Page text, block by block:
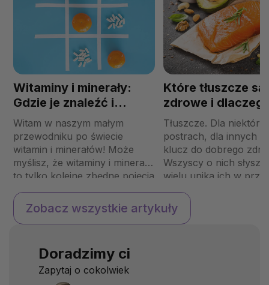
Witaminy i minerały:
Gdzie je znaleźć i
dlaczego nasze ciało
tak bardzo ich
potrzebuje?
Witam w naszym małym
przewodniku po świecie
witamin i minerałów! Może
myślisz, że witaminy i minerały
to tylko kolejne zbędne pojęcia
na etykietach żywności, ale w
rzeczywistości są to kluczowe
składniki, które utrzymują
W tym artykule przedstawimy
kilka ważnych minerałów i
witamin oraz przyjrzymy ...
Które tłuszcze są
zdrowe i
niezbędnym
składnikiem
diety?
Tłuszcze. Dla
postrach, dla innych
klucz do dobrego
Wszyscy o nich
wielu unika ich w
że są przyczyną
czy rzeczywiście tak
Jakie tłuszcze
Zobacz wszystkie artykuły
Doradzimy ci
Zapytaj o cokolwiek